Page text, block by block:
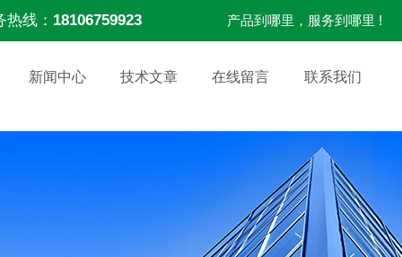
热线： 18106759923 产品到哪里，服务到哪里 !
新闻中心 技术文章 在线留言 联系我们